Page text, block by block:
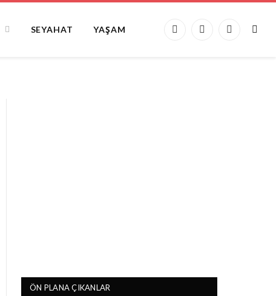
SEYAHAT YAŞAM
Facebook
X
Instagram
ÖN PLANA ÇIKANLAR